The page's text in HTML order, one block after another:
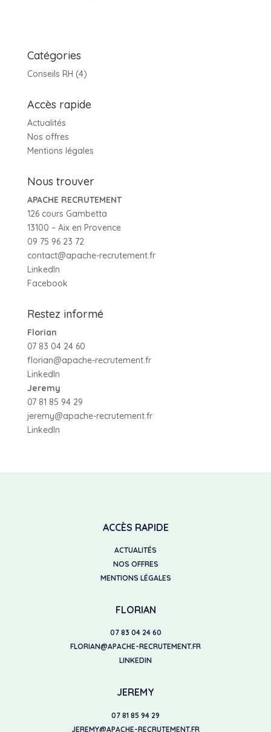
Catégories
Conseils RH (4)
Accès rapide
Actualités
Nos offres
Mentions légales
Nous trouver
APACHE RECRUTEMENT
126 cours Gambetta
13100 – Aix en Provence
09 75 96 23 72
contact@apache-recrutement.fr
LinkedIn
Facebook
Restez informé
Florian
07 83 04 24 60
florian@apache-recrutement.fr
LinkedIn
Jeremy
07 81 85 94 29
jeremy@apache-recrutement.fr
LinkedIn
ACCÈS RAPIDE
ACTUALITÉS
NOS OFFRES
MENTIONS LÉGALES
FLORIAN
07 83 04 24 60
FLORIAN@APACHE-RECRUTEMENT.FR
LINKEDIN
JEREMY
07 81 85 94 29
JEREMY@APACHE-RECRUTEMENT.FR